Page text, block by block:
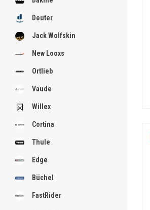
Deuter
Jack Wolfskin
New Looxs
Ortlieb
Vaude
Willex
Cortina
Thule
Edge
Büchel
FastRider
.
.
.
.
.
.
.